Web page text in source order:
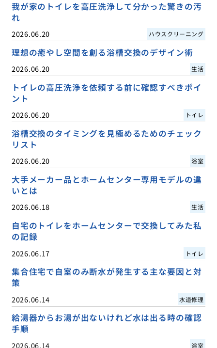
我が家のトイレを高圧洗浄して分かった驚きの汚
れ
2026.06.20 ハウスクリーニング
理想の癒やし空間を創る浴槽交換のデザイン術
2026.06.20 生活
トイレの高圧洗浄を依頼する前に確認すべきポイ
ント
2026.06.20 トイレ
浴槽交換のタイミングを見極めるためのチェック
リスト
2026.06.20 浴室
大手メーカー品とホームセンター専用モデルの違
いとは
2026.06.18 生活
自宅のトイレをホームセンターで交換してみた私
の記録
2026.06.17 トイレ
集合住宅で自室のみ断水が発生する主な要因と対
策
2026.06.14 水道修理
給湯器からお湯が出ないけれど水は出る時の確認
手順
2026.06.14 浴室